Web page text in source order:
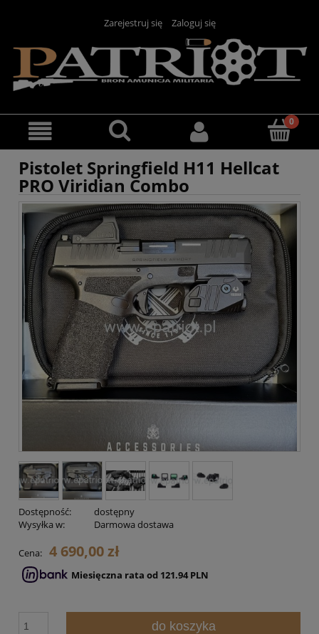
Zarejestruj się Zaloguj się
Pistolet Springfield H11 Hellcat
PRO Viridian Combo
Dostępność:
dostępny
Wysyłka w:
Darmowa dostawa
Cena: 4 690,00 zł
Miesięczna rata od 121.94 PLN
do koszyka